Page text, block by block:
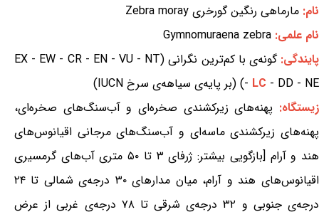
نام: مارماهی رنگین گورخری Zebra moray
نام علمی: Gymnomuraena zebra
پایندگی:
گونه‌ی با کم‌ترین نگرانی (EX - EW - CR - EN - VU - NT
- LC - DD - NE) (بر پایه‌ی سیاهه‌ی سرخ IUCN)
زیستگاه: پهنه‌های زیرکشندی صخره‌ای و آب‌سنگ‌های صخره‌ای،
پهنه‌های زیرکشندی ماسه‌ای و آب‌سنگ‌های مرجانی اقیانوس‌های
هند و آرام [بازگویی بیشتر: ژرفای ۳ تا ۵۰ متری آب‌های گرمسیری
اقیانوس‌های هند و آرام، میان مدارهای ۳۰ درجه‌ی شمالی تا ۲۴
درجه‌ی جنوبی و ۳۲ درجه‌ی شرقی تا ۷۸ درجه‌ی غربی از عرض